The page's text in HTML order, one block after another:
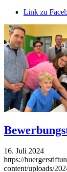
Link zu
16. Juli 2024
https://
content/uploads/